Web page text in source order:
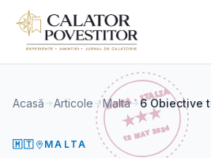
Sari la conținut
Acasă Articole Malta
🇲🇹 MALTA